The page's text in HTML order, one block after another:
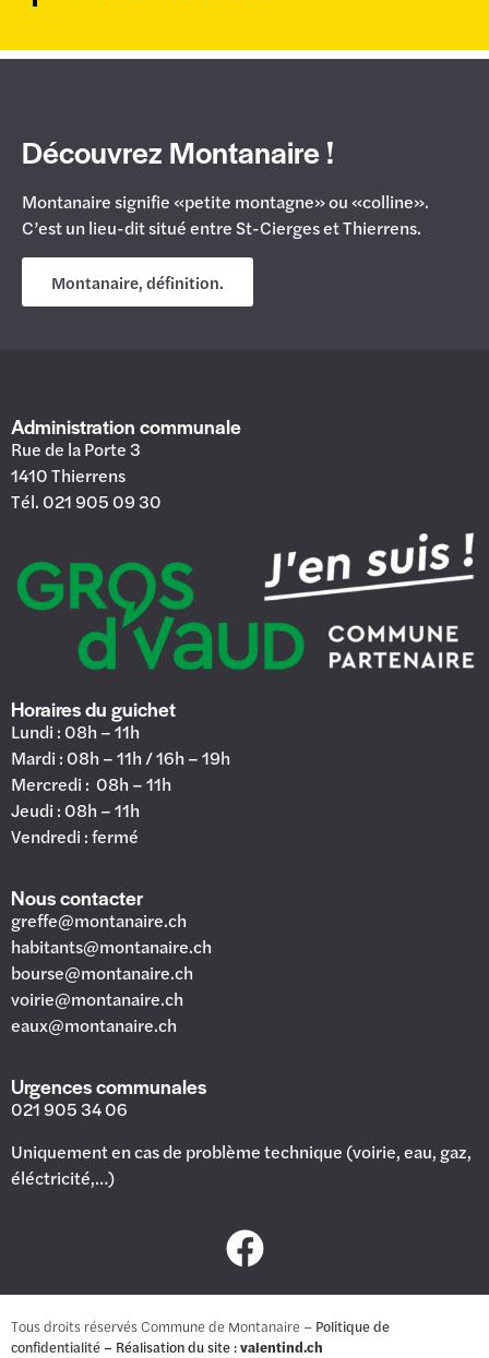
Découvrez Montanaire !
Montanaire signifie «petite montagne» ou «colline».
C’est un lieu-dit situé entre St-Cierges et Thierrens.
Montanaire, définition.
Administration communale
Rue de la Porte 3
1410 Thierrens
Tél. 021 905 09 30
Horaires du guichet
Lundi : 08h – 11h
Mardi : 08h – 11h / 16h – 19h
Mercredi : 08h – 11h
Jeudi : 08h – 11h
Vendredi : fermé
Nous contacter
greffe@montanaire.ch
habitants@montanaire.ch
bourse@montanaire.ch
voirie@montanaire.ch
eaux@montanaire.ch
Urgences communales
021 905 34 06
Uniquement en cas de problème technique (voirie, eau, gaz,
éléctricité,…)
Tous droits réservés Commune de Montanaire – Politique de
confidentialité– Réalisation du site :valentind.ch